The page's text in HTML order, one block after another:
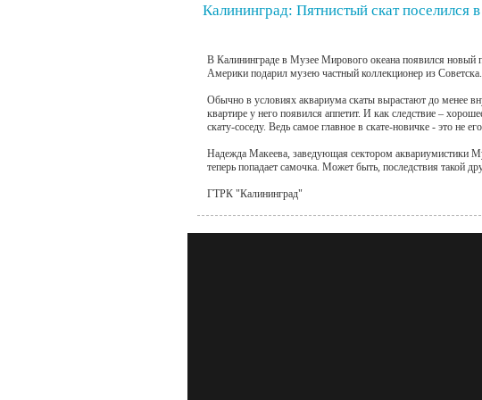
Калининград: Пятнистый скат поселился
В Калининграде в Музее Мирового океана появился
Америки подарил музею частный коллекционер из
Обычно в условиях аквариума скаты вырастают до менее
квартире у него появился аппетит. И как следствие –
скату-соседу. Ведь самое главное в скате-новичке - это не
Надежда Макеева, заведующая сектором аквариумистики
теперь попадает самочка. Может быть, последствия такой
ГТРК "Калининград"